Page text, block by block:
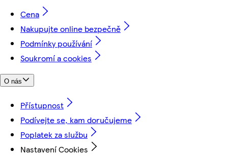
Cena
Nakupujte online bezpečně
Podmínky používání
Soukromí a cookies
O nás
Přístupnost
Podívejte se, kam doručujeme
Poplatek za službu
Nastavení Cookies